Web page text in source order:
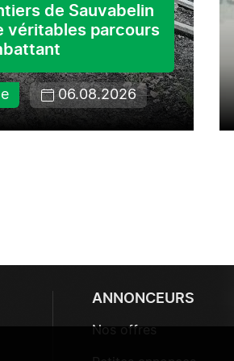
de Sauvabelin
véritables parcours
06.08.2026
ANNONCEURS
Nos offres